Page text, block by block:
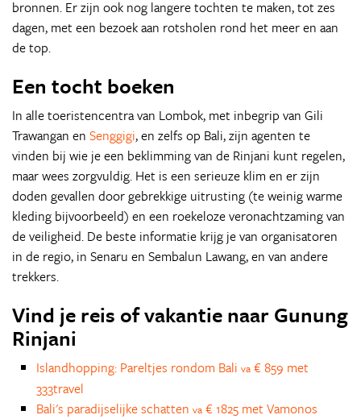
bronnen. Er zijn ook nog langere tochten te maken, tot zes
dagen, met een bezoek aan rotsholen rond het meer en aan
de top.
Een tocht boeken
In alle toeristencentra van Lombok, met inbegrip van Gili
Trawangan en Senggigi, en zelfs op Bali, zijn agenten te
vinden bij wie je een beklimming van de Rinjani kunt regelen,
maar wees zorgvuldig. Het is een serieuze klim en er zijn
doden gevallen door gebrekkige uitrusting (te weinig warme
kleding bijvoorbeeld) en een roekeloze veronachtzaming van
de veiligheid. De beste informatie krijg je van organisatoren
in de regio, in Senaru en Sembalun Lawang, en van andere
trekkers.
Vind je reis of vakantie naar Gunung
Rinjani
Islandhopping: Pareltjes rondom Bali va € 859 met
333travel
Bali's paradijselijke schatten va € 1825 met Vamonos